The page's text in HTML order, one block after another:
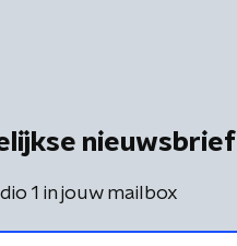
nieuwsbrief
1 in jouw mailbox